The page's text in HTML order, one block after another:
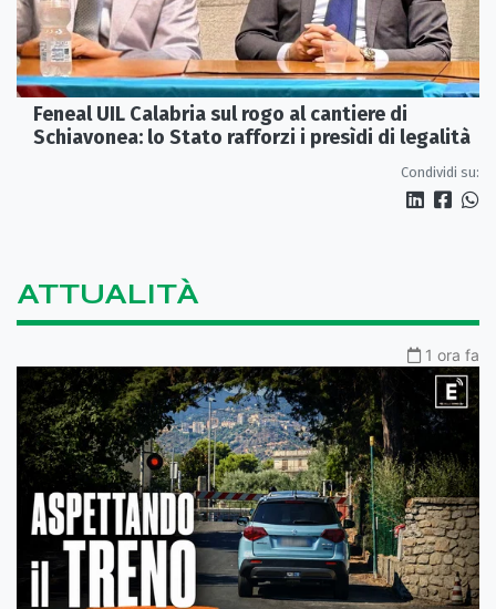
Feneal UIL Calabria sul rogo al cantiere di
Schiavonea: lo Stato rafforzi i presìdi di legalità
Condividi su:
ATTUALITÀ
1 ora fa